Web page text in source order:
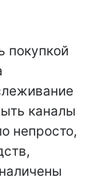
покупкой
каналы
непросто,